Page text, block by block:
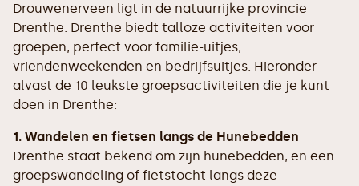
Drouwenerveen ligt in de natuurrijke provincie
Drenthe. Drenthe biedt talloze activiteiten voor
groepen, perfect voor familie-uitjes,
vriendenweekenden en bedrijfsuitjes. Hieronder
alvast de 10 leukste groepsactiviteiten die je kunt
doen in Drenthe:
1. Wandelen en fietsen langs de Hunebedden
Drenthe staat bekend om zijn hunebedden, en een
groepswandeling of fietstocht langs deze